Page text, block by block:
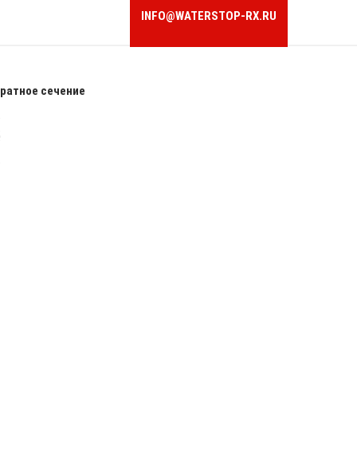
INFO@WATERSTOP-RX.RU
сечение